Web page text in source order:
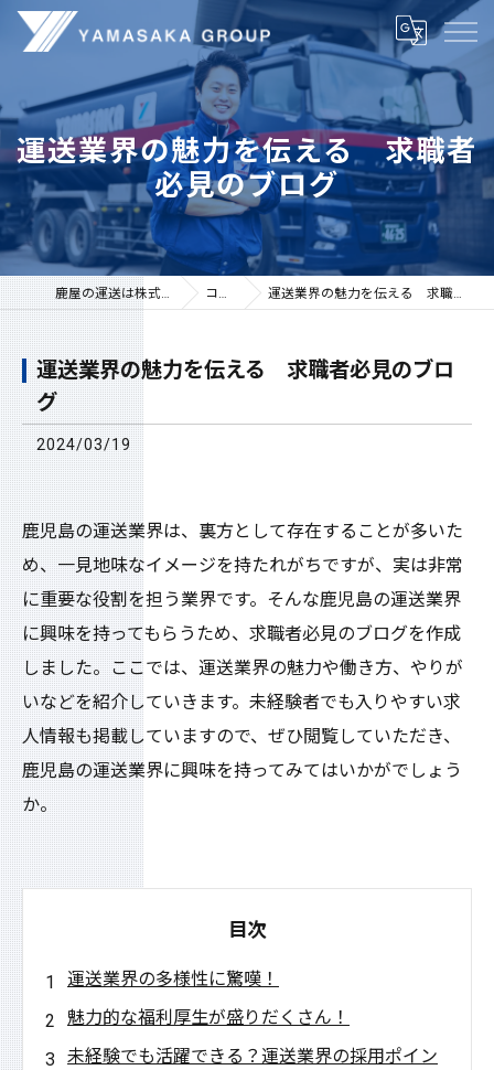
運送業界の魅力を伝える 求職者
必見のブログ
鹿屋の運送は株式会社山坂 コラム 運送業界の魅力を伝える 求職者必見のブログ
運送業界の魅力を伝える 求職者必見のブロ
グ
2024/03/19
鹿児島の運送業界は、裏方として存在することが多いた
め、一見地味なイメージを持たれがちですが、実は非常
に重要な役割を担う業界です。そんな鹿児島の運送業界
に興味を持ってもらうため、求職者必見のブログを作成
しました。ここでは、運送業界の魅力や働き方、やりが
いなどを紹介していきます。未経験者でも入りやすい求
人情報も掲載していますので、ぜひ閲覧していただき、
鹿児島の運送業界に興味を持ってみてはいかがでしょう
か。
目次
運送業界の多様性に驚嘆！
魅力的な福利厚生が盛りだくさん！
未経験でも活躍できる？運送業界の採用ポイン